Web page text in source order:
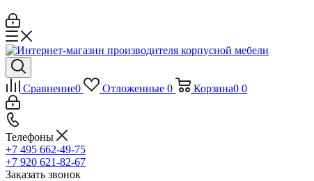
Сравнение0 Отложенные 0 Корзина0 0
Телефоны
+7 495 662-49-75
+7 920 621-82-67
Заказать звонок